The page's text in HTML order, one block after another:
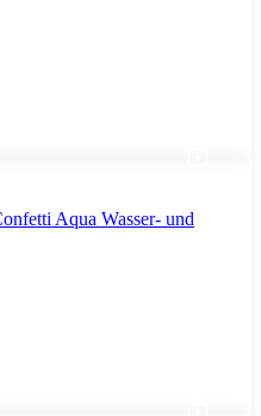
Aqua Wasser- und